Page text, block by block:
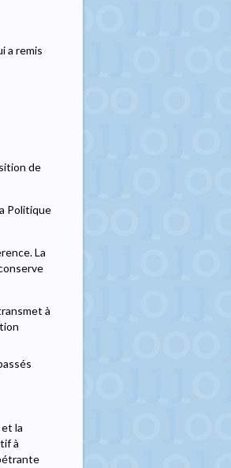
a remis
de
Politique
La
à
la
à